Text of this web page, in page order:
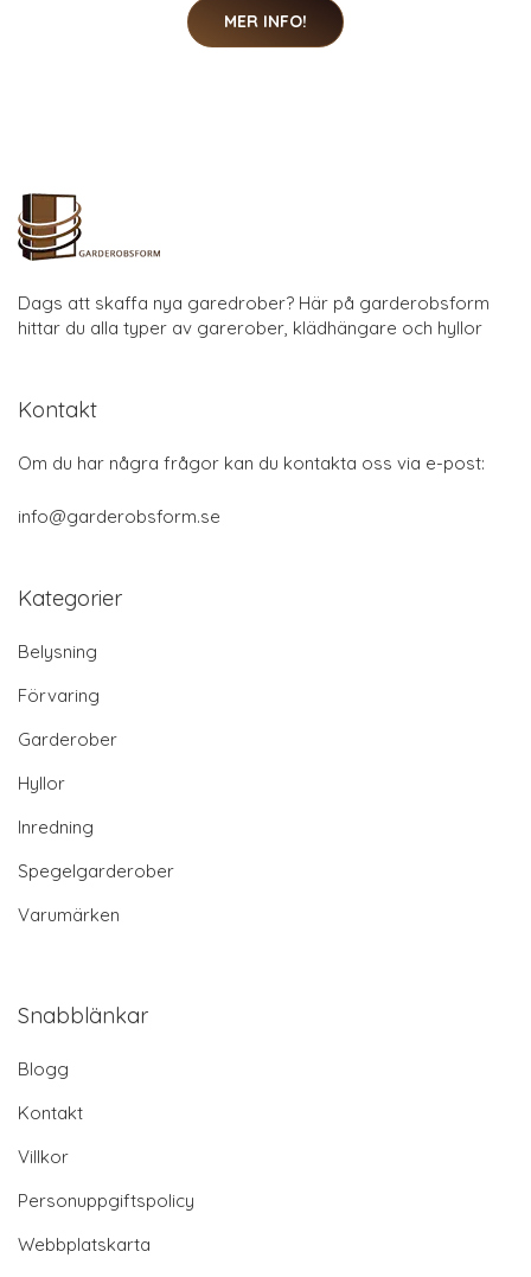
MER INFO!
Dags att skaffa nya garedrober? Här på garderobsform
hittar du alla typer av garerober, klädhängare och hyllor
Kontakt
Om du har några frågor kan du kontakta oss via e-post:
info@garderobsform.se
Kategorier
Belysning
Förvaring
Garderober
Hyllor
Inredning
Spegelgarderober
Varumärken
Snabblänkar
Blogg
Kontakt
Villkor
Personuppgiftspolicy
Webbplatskarta